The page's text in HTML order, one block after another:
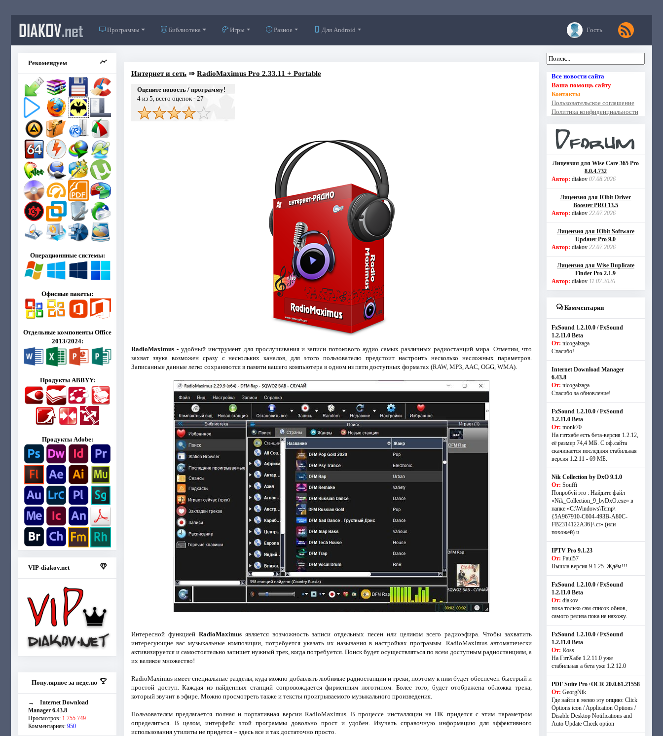
DIAKOV.net Программы Библиотека Игры Разное Для Android Гость
Рекомендуем
Операционнные системы:
Офисные пакеты:
Отдельные компоненты Office
2013/2024:
Продукты ABBYY:
Продукты Adobe:
VIP-diakov.net
Популярное за неделю
→ Internet Download
Manager 6.43.8
Просмотров: 1 755 749
Комментариев: 950
Интернет и сеть⇒ RadioMaximus Pro 2.33.11 + Portable
Оцените новость / программу!
4из 5, всего оценок - 27
RadioMaximus- удобный инструмент для прослушивания и записи потокового аудио самых различных радиостанций мира. Отметим, что
захват звука возможен сразу с нескольких каналов, для этого пользователю предстоит настроить несколько несложных параметров.
Записанные данные легко сохраняются в памяти вашего компьютера в одном из пяти доступных форматах (RAW, MP3, AAC, OGG, WMA).
Интересной функцией RadioMaximusявляется возможность записи отдельных песен или целиком всего радиоэфира. Чтобы захватить
интересующие вас музыкальные композиции, потребуется указать их называния в настройках программы. RadioMaximus автоматически
активизируется и самостоятельно запишет нужный трек, когда потребуется. Поиск будет осуществляться по всем доступным радиостанциям, а
их великое множество!
RadioMaximus имеет специальные разделы, куда можно добавлять любимые радиостанции и треки, поэтому к ним будет обеспечен быстрый и
простой доступ. Каждая из найденных станций сопровождается фирменным логотипом. Более того, будет отображена обложка трека,
который звучит в эфире. Можно просмотреть также и тексты проигрываемого музыкального произведения.
Пользователям предлагается полная и портативная версии RadioMaximus. В процессе инсталляции на ПК придется с этим параметром
определиться. В целом, интерфейс этой программы довольно прост и удобен. Изучать справочную информацию для эффективного
использования утилиты не придется – здесь все и так достаточно просто.
Все новости сайта
Ваша помощь сайту
Контакты
Пользовательское соглашение
Политика конфиденциальности
Лицензия для Wise Care 365 Pro
8.0.4.732
Автор: diakov 07.08.2026
Лицензия для IObit Driver
Booster PRO 13.5
Автор: diakov 22.07.2026
Лицензия для IObit Software
Updater Pro 9.0
Автор: diakov 22.07.2026
Лицензия для Wise Duplicate
Finder Pro 2.1.9
Автор: diakov 11.07.2026
Комментарии
FxSound 1.2.10.0 / FxSound
1.2.11.0 Beta
От: nicogalzaga
Спасибо!
Internet Download Manager
6.43.8
От: nicogalzaga
Спасибо за обновление!
FxSound 1.2.10.0 / FxSound
1.2.11.0 Beta
От: monk70
На гитхабе есть бета-версия 1.2.12,
её размер 74,4 МБ. С оф.сайта
скачивается последняя стабильная
версия 1.2.11 - 69 МБ.
Nik Collection by DxO 9.1.0
От: Souffi
Попробуй это : Найдите файл
«Nik_Collection_9_byDxO.exe» в
папке «C:\Windows\Temp\
{5A967910-C604-493B-A80C-
FB2314122A36}\.cr» (или
похожей) и
IPTV Pro 9.1.23
От: Paul57
Вышла версия 9.1.25. Ждём!!!
FxSound 1.2.10.0 / FxSound
1.2.11.0 Beta
От: diakov
пока только сам список обнов,
самого релиза пока не нахожу.
FxSound 1.2.10.0 / FxSound
1.2.11.0 Beta
От: Ross
На ГитХабе 1.2.11.0 уже
стабильная а бета уже 1.2.12.0
PDF Suite Pro+OCR 20.0.61.21558
От: GeorgNik
Где найти в меню эту опцию: Click
Options icon / Application Options /
Disable Desktop Notifications and
Auto Update Check option